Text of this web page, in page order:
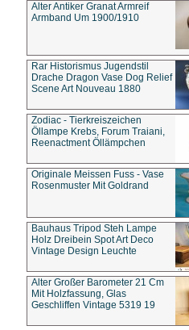
Alter Antiker Granat Armreif
Armband Um 1900/1910
Rar Historismus Jugendstil
Drache Dragon Vase Dog Relief
Scene Art Nouveau 1880
Zodiac - Tierkreiszeichen
Öllampe Krebs, Forum Traiani,
Reenactment Öllämpchen
Originale Meissen Fuss - Vase
Rosenmuster Mit Goldrand
Bauhaus Tripod Steh Lampe
Holz Dreibein Spot Art Deco
Vintage Design Leuchte
Alter Großer Barometer 21 Cm
Mit Holzfassung, Glas
Geschliffen Vintage 5319 19